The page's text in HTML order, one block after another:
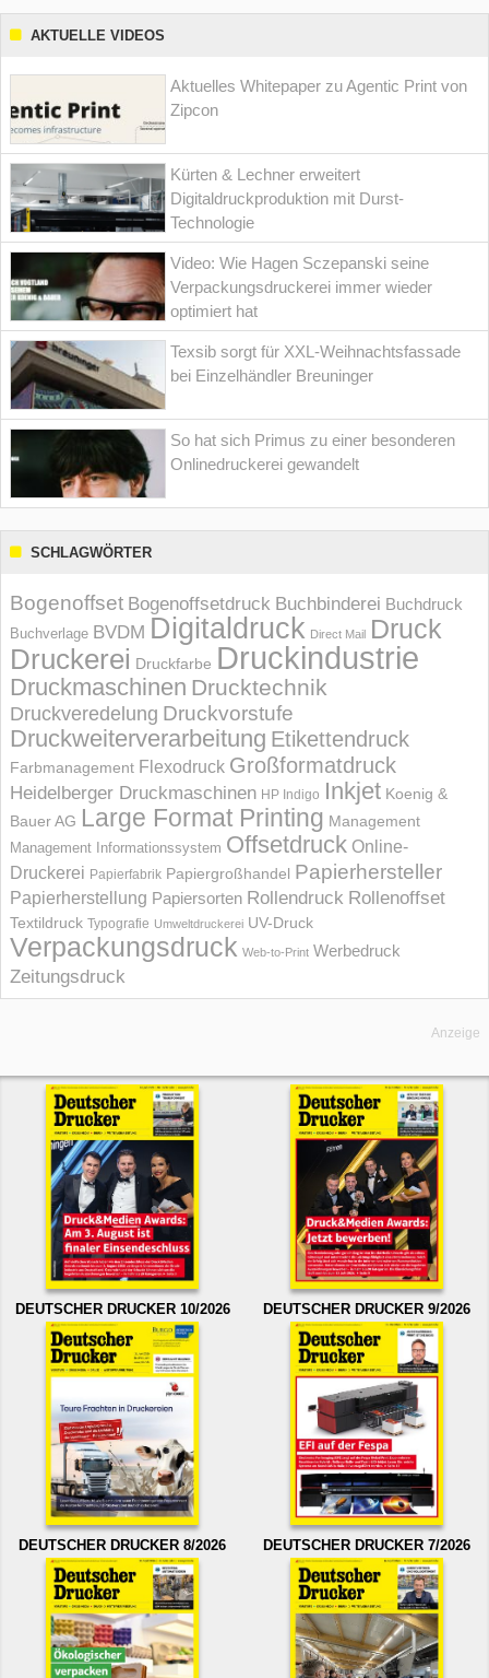
AKTUELLE VIDEOS
Aktuelles Whitepaper zu Agentic Print von
Zipcon
Kürten & Lechner erweitert
Digitaldruckproduktion mit Durst-
Technologie
Video: Wie Hagen Sczepanski seine
Verpackungsdruckerei immer wieder
optimiert hat
Texsib sorgt für XXL-Weihnachtsfassade
bei Einzelhändler Breuninger
So hat sich Primus zu einer besonderen
Onlinedruckerei gewandelt
SCHLAGWÖRTER
Bogenoffset Bogenoffsetdruck Buchbinderei Buchdruck
Buchverlage BVDM Digitaldruck Direct Mail Druck
Druckerei Druckfarbe Druckindustrie
Druckmaschinen Drucktechnik
Druckveredelung Druckvorstufe
Druckweiterverarbeitung Etikettendruck
Farbmanagement Flexodruck Großformatdruck
Heidelberger Druckmaschinen HP Indigo Inkjet Koenig &
Bauer AG Large Format Printing Management
Management Informations­system Offsetdruck Online-
Druckerei Papierfabrik Papiergroßhandel Papierhersteller
Papierherstellung Papiersorten Rollendruck Rollenoffset
Textildruck Typografie Umweltdruckerei UV-Druck
Verpackungsdruck Web-to-Print Werbedruck
Zeitungsdruck
Anzeige
DEUTSCHER DRUCKER 10/2026 DEUTSCHER DRUCKER 9/2026
DEUTSCHER DRUCKER 8/2026 DEUTSCHER DRUCKER 7/2026